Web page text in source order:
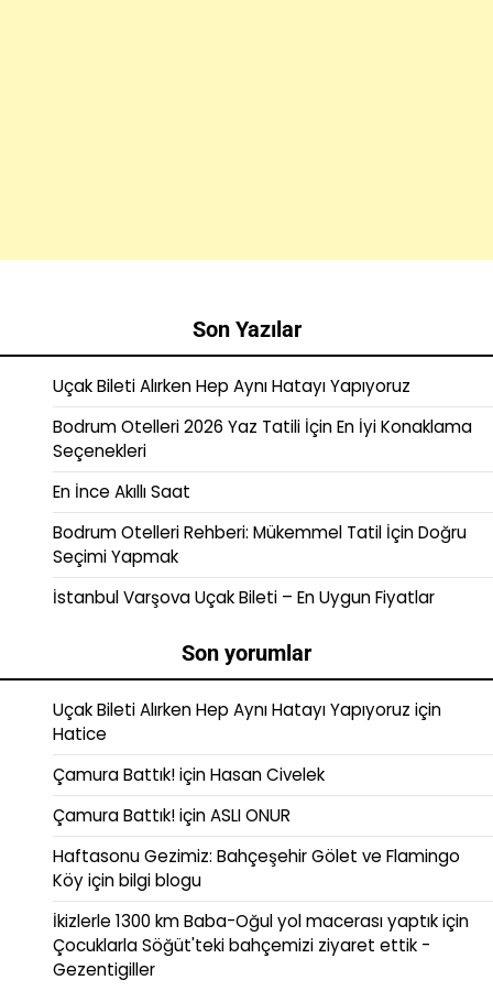
Son Yazılar
Uçak Bileti Alırken Hep Aynı Hatayı Yapıyoruz
Bodrum Otelleri 2026 Yaz Tatili İçin En İyi Konaklama
Seçenekleri
En İnce Akıllı Saat
Bodrum Otelleri Rehberi: Mükemmel Tatil İçin Doğru
Seçimi Yapmak
İstanbul Varşova Uçak Bileti – En Uygun Fiyatlar
Son yorumlar
Uçak Bileti Alırken Hep Aynı Hatayı Yapıyoruz için
Hatice
Çamura Battık!içinHasan Civelek
Çamura Battık!içinASLI ONUR
Haftasonu Gezimiz: Bahçeşehir Gölet ve Flamingo
Köyiçinbilgi blogu
İkizlerle 1300 km Baba-Oğul yol macerası yaptıkiçin
Çocuklarla Söğüt'teki bahçemizi ziyaret ettik -
Gezentigiller